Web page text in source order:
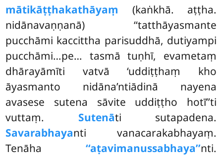
mātikāṭṭhakathāyaṃ (kaṅkhā. aṭṭha.
nidānavaṇṇanā) ‘‘tatthāyasmante
pucchāmi kaccittha parisuddhā, dutiyampi
pucchāmi…pe… tasmā tuṇhī, evametaṃ
dhārayāmīti vatvā ‘uddiṭṭhaṃ kho
āyasmanto nidāna’ntiādinā nayena
avasese sutena sāvite uddiṭṭho hotī’’ti
vuttaṃ. Sutenāti sutapadena.
Savarabhayanti vanacarakabhayaṃ.
Tenāha ‘‘aṭavimanussabhaya’’nti.